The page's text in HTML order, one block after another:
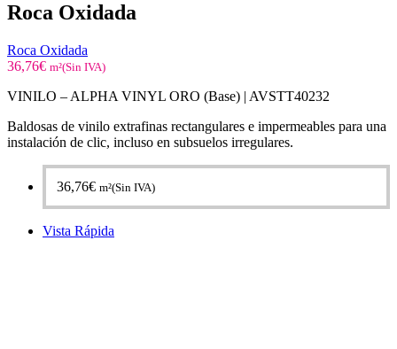
Roca Oxidada
Roca Oxidada
36,76€ m²(Sin IVA)
VINILO – ALPHA VINYL ORO (Base) | AVSTT40232
Baldosas de vinilo extrafinas rectangulares e impermeables para una
instalación de clic, incluso en subsuelos irregulares.
36,76€ m²(Sin IVA)
Vista Rápida